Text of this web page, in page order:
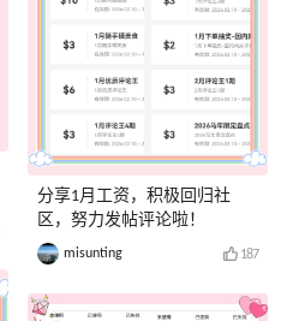
分享1月工资，积极回归社
区，努力发帖评论啦！
misunting 187